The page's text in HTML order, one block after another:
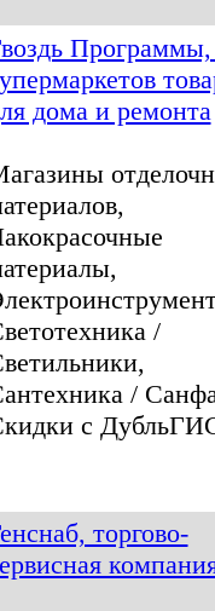
Программы,
дома и ремонта
/
/
с
торгово-